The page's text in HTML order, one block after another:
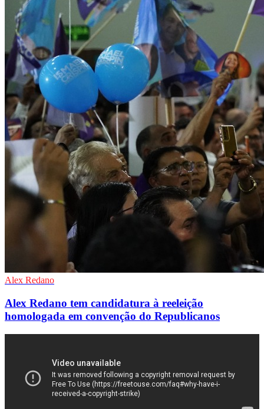
Alex Redano
Alex Redano tem candidatura à reeleição
homologada em convenção do Republicanos